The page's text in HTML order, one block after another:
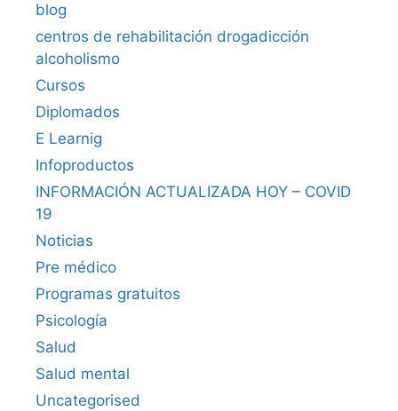
blog
centros de rehabilitación drogadicción
alcoholismo
Cursos
Diplomados
E Learnig
Infoproductos
INFORMACIÓN ACTUALIZADA HOY – COVID
19
Noticias
Pre médico
Programas gratuitos
Psicología
Salud
Salud mental
Uncategorised